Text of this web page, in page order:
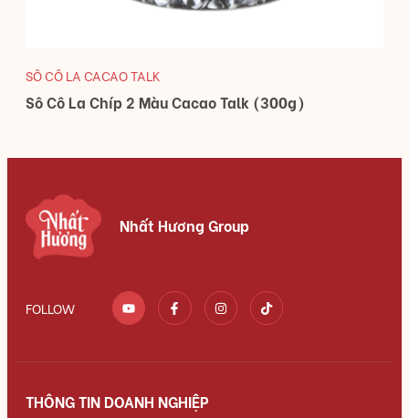
SÔ CÔ LA CACAO TALK
Sô Cô La Chíp 2 Màu Cacao Talk (300g)
Nhất Hương Group
FOLLOW
THÔNG TIN DOANH NGHIỆP